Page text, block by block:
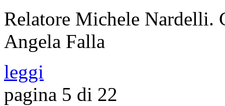
Relatore Michele Nardelli.
Angela Falla
leggi
pagina 5 di 22